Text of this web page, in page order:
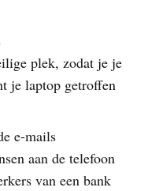
plek, zodat je je
je laptop getroffen
e-mails
aan de telefoon
van een bank